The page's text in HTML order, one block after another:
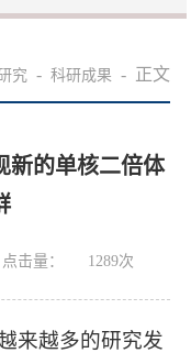
究 - 科研成果 - 正文
新的单核二倍体
点击量： 1289次
来越多的研究发